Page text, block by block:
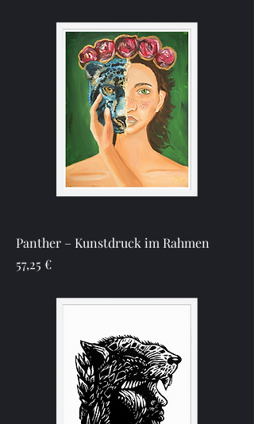
Panther – Kunstdruck im Rahmen
Preis
57,25 €